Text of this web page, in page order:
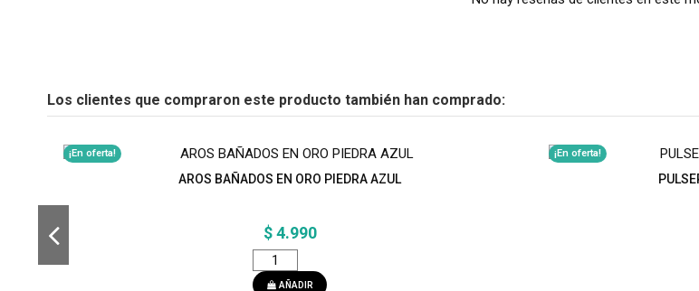
Los clientes que compraron este producto también han comprado:
¡En oferta!
AROS BAÑADOS EN ORO PIEDRA AZUL
$ 4.990
AÑADIR
¡En oferta!